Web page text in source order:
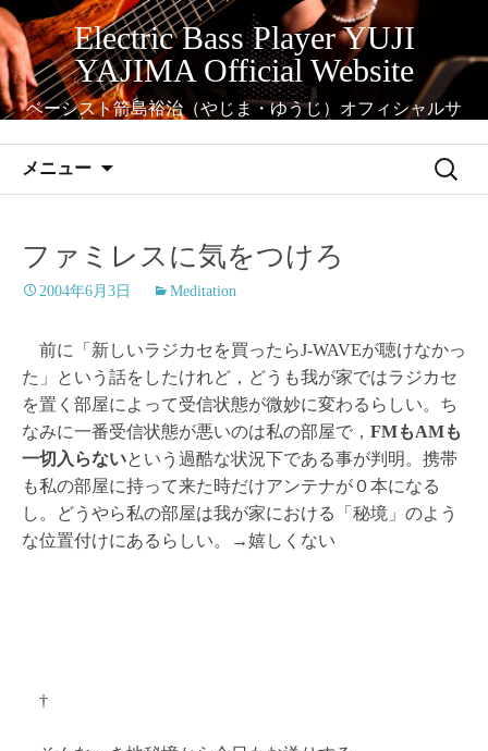
コ
ン
テ
ン
ツ
へ
Electric Bass Player YUJI
YAJIMA Official Website
ベーシスト箭島裕治（やじま・ゆうじ）オフィシャルサ
メニュー
検
ファミレスに気をつけろ
2004年6月3日 Meditation
前に「新しいラジカセを買ったらJ-WAVEが聴けなかっ
た」という話をしたけれど，どうも我が家ではラジカセ
を置く部屋によって受信状態が微妙に変わるらしい。ち
なみに一番受信状態が悪いのは私の部屋で， FMもAMも
一切入らないという過酷な状況下である事が判明。携帯
も私の部屋に持って来た時だけアンテナが０本になる
し。どうやら私の部屋は我が家における「秘境」のよう
な位置付けにあるらしい。→嬉しくない
†